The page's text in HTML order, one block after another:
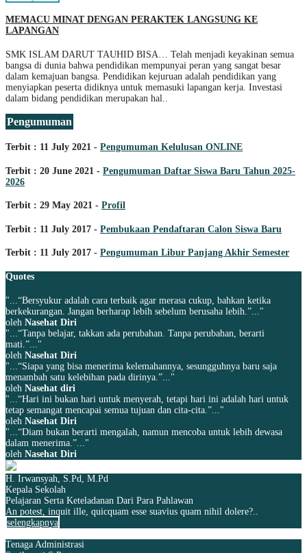
MEMACU MINAT DENGAN PERAKTEK LANGSUNG KE
LAPANGAN
SMK ISLAM DARUT TAUHID BISA… Telah menjadi keyakinan semua
bangsa di dunia bahwa pendidikan mempunyai peran yang sangat besar
dalam kemajuan bangsa. Pendidikan kejuruan adalah pendidikan yang
menyiapkan peserta didiknya untuk memasuki lapangan kerja. Investasi
dalam bidang pendidikan merupakan hal..
Pengumuman
Terbit : 11 July 2021 - Pengumuman Kelulusan ONLINE
Terbit : 20 June 2021 - Pengumuman Daftar Siswa Baru Tahun 2025-
2026
Terbit : 29 May 2021 - Profil
Terbit : 11 July 2017 - Pembukaan Pendaftaran Calon Siswa Baru
Terbit : 11 July 2017 - Pengumuman Libur Panjang Akhir Semester
Quotes
"...“Bersyukur adalah cara terbaik agar merasa cukup, bahkan ketika
berkekurangan. Jangan berharap lebih sebelum berusaha lebih.”..."
oleh Nasehat Diri
"...“Tanpa belajar, takkan ada perubahan. Tanpa perubahan, berarti
mati.”..."
oleh Nasehat Diri
"...“Siapa yang bisa menerima kelemahannya, sesungguhnya baru saja
menambah satu kelebihan pada dirinya.”..."
oleh Nasehat diri
"...“Hari ini bukan hari untuk menyerah, tetapi hari ini adalah hari untuk
tetap semangat mencapai semua tujuan dan cita-cita.”..."
oleh Nasehat Diri
"...“Diam bukan berarti mengalah, namun mencoba untuk lebih dewasa
dalam menerima.”..."
oleh Nasehat Diri
H. Irwansyah, S.Pd, M.Pd
Kepala Sekolah
Pelajaran Serta Keteladanan Dari Para Pahlawan
An potest, inquit ille, quicquam esse suavius quam nihil dolere?..
selengkapnya
Tenaga Administrasi